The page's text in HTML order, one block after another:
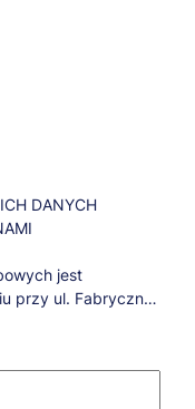
DANYCH
jest
przy ul. Fabrycznej
Twoich
Ci praw,